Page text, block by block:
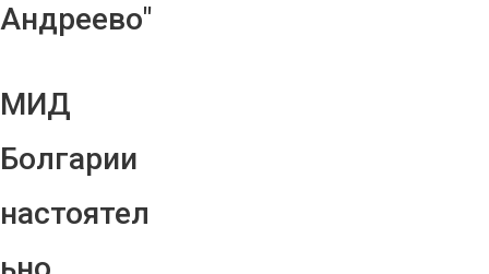
Андреево"
МИД
Болгарии
настоятел